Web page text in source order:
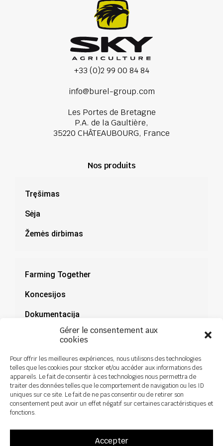
Gérer le consentement aux
cookies
Pour offrir les meilleures expériences, nous utilisons des technologies
telles que les cookies pour stocker et/ou accéder aux informations des
appareils. Le fait de consentir à ces technologies nous permettra de
traiter des données telles que le comportement de navigation ou les ID
uniques sur ce site. Le fait de ne pas consentir ou de retirer son
consentement peut avoir un effet négatif sur certaines caractéristiques et
fonctions.
Accepter
+33 (0)2 99 00 84 84
info@burel-group.com
Les Portes de Bretagne
P.A. de la Gaultière,
35220 CHÂTEAUBOURG, France
Nos produits
Tręšimas
Sėja
Žemės dirbimas
Farming Together
Koncesijos
Dokumentacija
Naujienos